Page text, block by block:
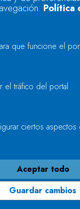
un error al
Política
que funcione el
el tráfico del portal
ciertos
Aceptar todo
Guardar cambios